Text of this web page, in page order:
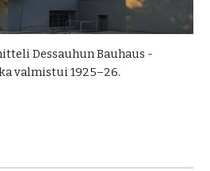
Dessauhun Bauhaus -
valmistui 1925–26.